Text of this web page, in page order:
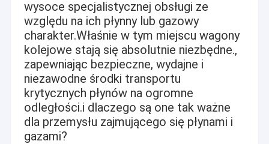
wysoce specjalistycznej obsługi ze
względu na ich płynny lub gazowy
charakter.Właśnie w tym miejscu wagony
kolejowe stają się absolutnie niezbędne.,
zapewniając bezpieczne, wydajne i
niezawodne środki transportu
krytycznych płynów na ogromne
odległości.i dlaczego są one tak ważne
dla przemysłu zajmującego się płynami i
gazami?